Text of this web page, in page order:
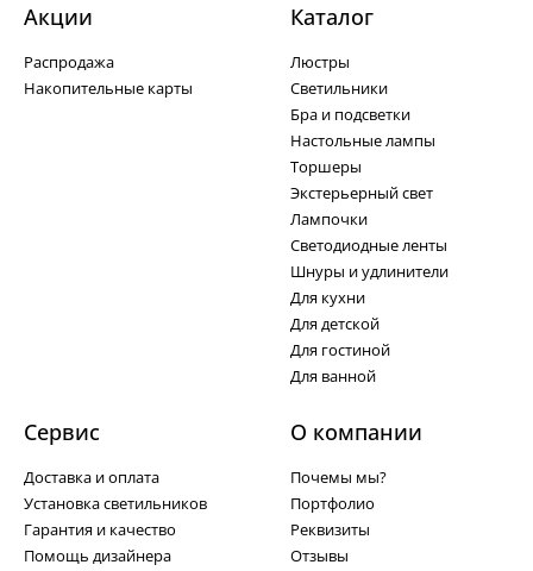
Акции
Распродажа
Накопительные карты
Каталог
Люстры
Светильники
Бра и подсветки
Настольные лампы
Торшеры
Экстерьерный свет
Лампочки
Светодиодные ленты
Шнуры и удлинители
Для кухни
Для детской
Для гостиной
Для ванной
Сервис
Доставка и оплата
Установка светильников
Гарантия и качество
Помощь дизайнера
О компании
Почемы мы?
Портфолио
Реквизиты
Отзывы